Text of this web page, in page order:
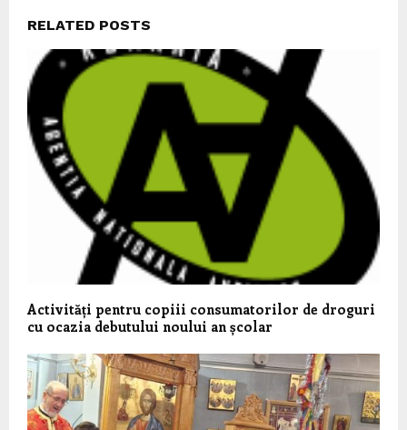
RELATED POSTS
Activități pentru copiii consumatorilor de droguri
cu ocazia debutului noului an școlar